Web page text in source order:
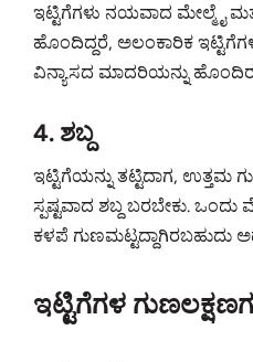
ಇಟ್ಟಿಗೆಗಳು ನಯವಾದ ಮೇಲ್ಮೈ
ಹೊಂದಿದ್ದರೆ, ಅಲಂಕಾರಿಕ
ವಿನ್ಯಾಸದ ಮಾದರಿಯನ್ನು
4. ಶಬ್ದ
ಇಟ್ಟಿಗೆಯನ್ನು ತಟ್ಟಿದಾಗ, ಉತ್ತಮ
ಸ್ಪಷ್ಟವಾದ ಶಬ್ದ ಬರಬೇಕು.
ಕಳಪೆ ಗುಣಮಟ್ಟದ್ದಾಗಿರಬಹುದು
ಇಟ್ಟಿಗೆಗಳ